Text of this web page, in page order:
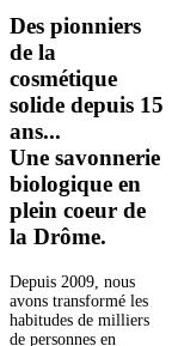
Des pionniers
de la
cosmétique
solide depuis 15
ans...
Une savonnerie
biologique en
plein coeur de
la Drôme.
Depuis 2009, nous
avons transformé les
habitudes de milliers
de personnes en